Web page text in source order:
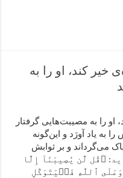
خیر کند، او را به
او را به مصیبت‌هایی گرفتار
به یاد آورَد و این‌گونه
می‌گرداند و بر ثوابش
﴿قُل لَّن یُصِیبَنَآ إِلَّا
ٱللَّهِ فَلۡیَتَوَکَّلِ